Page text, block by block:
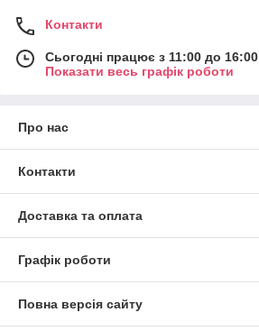
Контакти
Сьогодні працює з 11:00 до 16:00
Показати весь графік роботи
Про нас
Контакти
Доставка та оплата
Графік роботи
Повна версія сайту